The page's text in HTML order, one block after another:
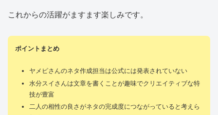
これからの活躍がますます楽しみです。
ポイントまとめ
ヤメピさんのネタ作成担当は公式には発表されていない
水分スイさんは文章を書くことが趣味でクリエイティブな特
技が豊富
二人の相性の良さがネタの完成度につながっていると考えら